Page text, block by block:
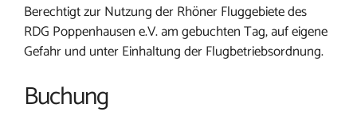
Berechtigt zur Nutzung der Rhöner Fluggebiete des
RDG Poppenhausen e.V. am gebuchten Tag, auf eigene
Gefahr und unter Einhaltung der Flugbetriebsordnung.
Buchung